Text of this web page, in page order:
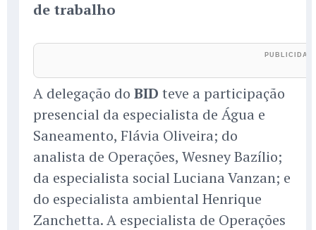
de trabalho
A delegação do BID teve a participação
presencial da especialista de Água e
Saneamento, Flávia Oliveira; do
analista de Operações, Wesney Bazílio;
da especialista social Luciana Vanzan; e
do especialista ambiental Henrique
Zanchetta. A especialista de Operações